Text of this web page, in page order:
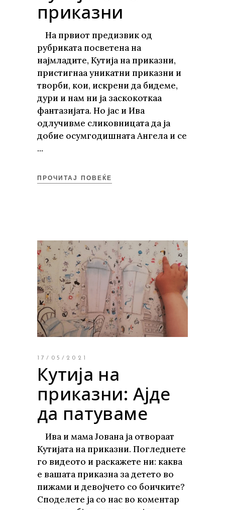
приказни
На првиот предизвик од
рубриката посветена на
најмладите, Кутија на приказни,
пристигнаа уникатни приказни и
творби, кои, искрени да бидеме,
дури и нам ни ја заскокоткаа
фантазијата. Но јас и Ива
одлучивме сликовницата да ја
добие осумгодишната Ангела и се
ПРОЧИТАЈ ПОВЕЌЕ
17/05/2021
Кутија на
приказни: Ајде
да патуваме
Ива и мама Јована ја отвораат
Кутијата на приказни. Погледнете
го видеото и раскажете ни: каква
е вашата приказна за детето во
пижами и девојчето со боичките?
Споделете ја со нас во коментар